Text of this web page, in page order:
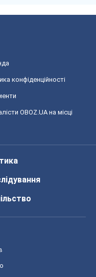
конфіденційності
OBOZ.UA на місці